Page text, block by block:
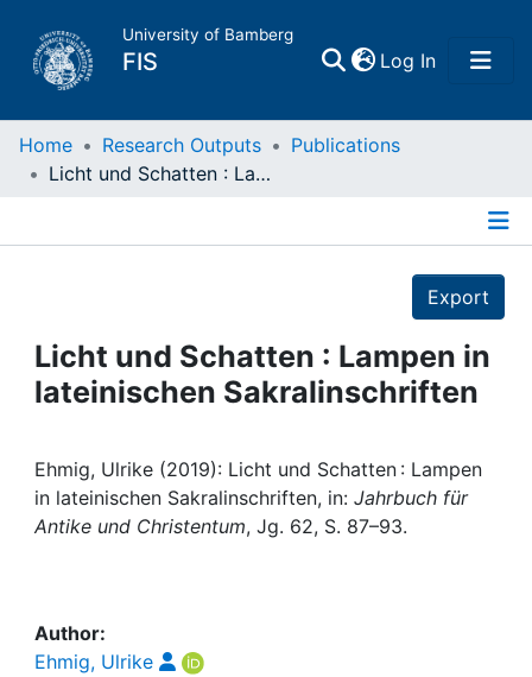
University of Bamberg
FIS Log In(current)
Home
Projects
People
Institutions
Awards
Help
Home Research Outputs
Publications
Licht und Schatten : Lampen in lateinischen Sakralinschriften
Export
Licht und Schatten : Lampen in
lateinischen Sakralinschriften
Ehmig, Ulrike (2019): Licht und Schatten : Lampen
in lateinischen Sakralinschriften, in: Jahrbuch für
Antike und Christentum, Jg. 62, S. 87–93.
Author:
Ehmig, Ulrike